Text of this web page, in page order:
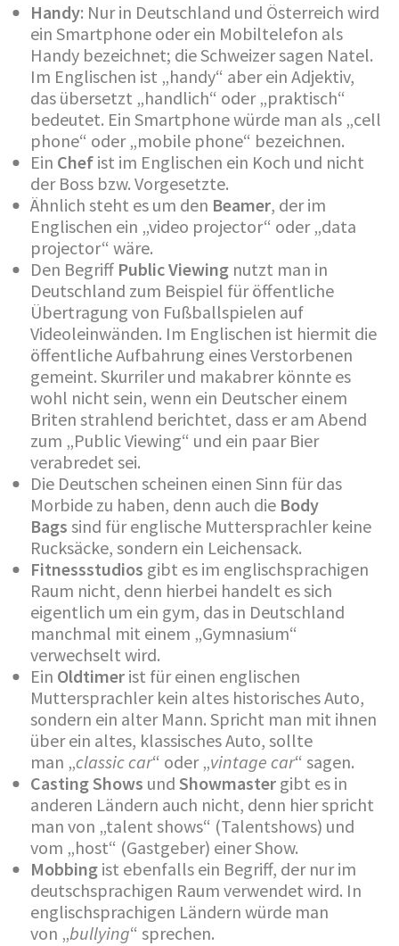
Handy: Nur in Deutschland und Österreich wird
ein Smartphone oder ein Mobiltelefon als
Handy bezeichnet; die Schweizer sagen Natel.
Im Englischen ist „handy“ aber ein Adjektiv,
das übersetzt „handlich“ oder „praktisch“
bedeutet. Ein Smartphone würde man als „cell
phone“ oder „mobile phone“ bezeichnen.
Ein Chefist im Englischen ein Koch und nicht
der Boss bzw. Vorgesetzte.
Ähnlich steht es um den Beamer, der im
Englischen ein „video projector“ oder „data
projector“ wäre.
Den Begriff Public Viewingnutzt man in
Deutschland zum Beispiel für öffentliche
Übertragung von Fußballspielen auf
Videoleinwänden. Im Englischen ist hiermit die
öffentliche Aufbahrung eines Verstorbenen
gemeint. Skurriler und makabrer könnte es
wohl nicht sein, wenn ein Deutscher einem
Briten strahlend berichtet, dass er am Abend
zum „Public Viewing“ und ein paar Bier
verabredet sei.
Die Deutschen scheinen einen Sinn für das
Morbide zu haben, denn auch dieBody
Bags sind für englische Muttersprachler keine
Rucksäcke, sondern ein Leichensack.
Fitnessstudios gibt es im englischsprachigen
Raum nicht, denn hierbei handelt es sich
eigentlich um ein gym, das in Deutschland
manchmal mit einem „Gymnasium“
verwechselt wird.
Ein Oldtimerist für einen englischen
Muttersprachler kein altes historisches Auto,
sondern ein alter Mann. Spricht man mit ihnen
über ein altes, klassisches Auto, sollte
man „classic car“ oder „vintage car“ sagen.
Casting Shows und Showmastergibt es in
anderen Ländern auch nicht, denn hier spricht
man von „talent shows“ (Talentshows) und
vom „host“ (Gastgeber) einer Show.
Mobbingist ebenfalls ein Begriff, der nur im
deutschsprachigen Raum verwendet wird. In
englischsprachigen Ländern würde man
von „bullying“ sprechen.